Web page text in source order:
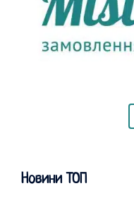
Новини ТОП